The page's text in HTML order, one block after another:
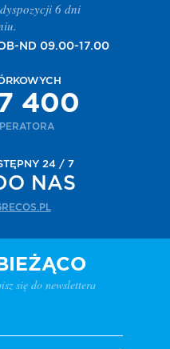
6 dni
ND 09.00-17.00
400
24 / 7
NAS
się do newslettera